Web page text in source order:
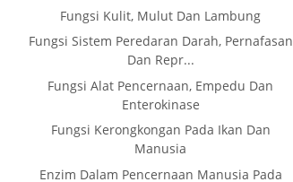
Fungsi Kulit, Mulut Dan Lambung
Fungsi Sistem Peredaran Darah, Pernafasan
Dan Repr...
Fungsi Alat Pencernaan, Empedu Dan
Enterokinase
Fungsi Kerongkongan Pada Ikan Dan
Manusia
Enzim Dalam Pencernaan Manusia Pada